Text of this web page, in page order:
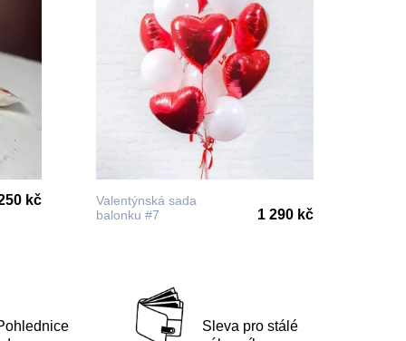
kč
Valentýnská sada
balonku #7
1 290 kč
Sleva pro stálé